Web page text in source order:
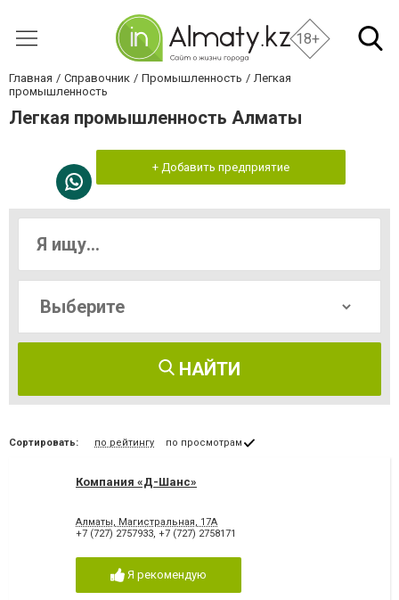
18+
Главная Справочник Промышленность
Легкая
промышленность
Легкая промышленность Алматы
+ Добавить предприятие
НАЙТИ
Сортировать: по рейтингу по просмотрам
Компания «Д-Шанс»
Алматы, Магистральная, 17А
+7 (727) 2757933, +7 (727) 2758171
Я рекомендую